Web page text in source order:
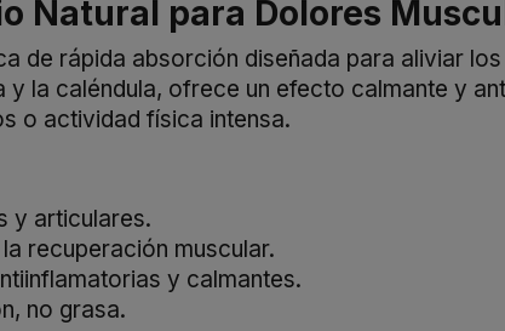
Natural para Dolores
de rápida absorción diseñada para aliviar
la caléndula, ofrece un efecto calmante y
o actividad física intensa.
y articulares.
recuperación muscular.
y calmantes.
no grasa.